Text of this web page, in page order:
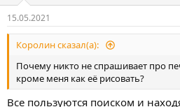
15.05.2021
Королин сказал(а):
Почему никто не спрашивает про
кроме меня как её рисовать?
Все пользуются поиском и